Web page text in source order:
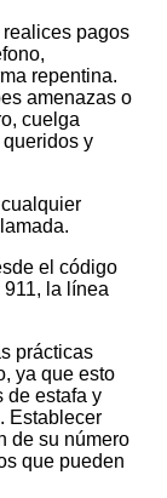
realices pagos
repentina.
amenazas o
cuelga
y
el código
la línea
prácticas
ya que esto
de estafa y
Establecer
de su número
que pueden